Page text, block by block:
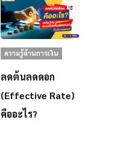
ความรู้ด้านการเงิน
ลดต้นลดดอก
(Effective Rate)
คืออะไร?